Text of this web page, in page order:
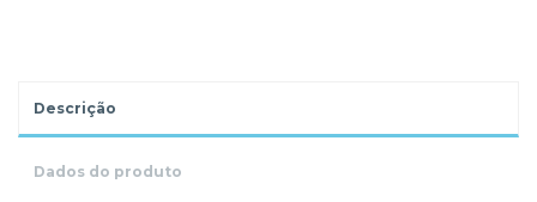
Descrição
Dados do produto